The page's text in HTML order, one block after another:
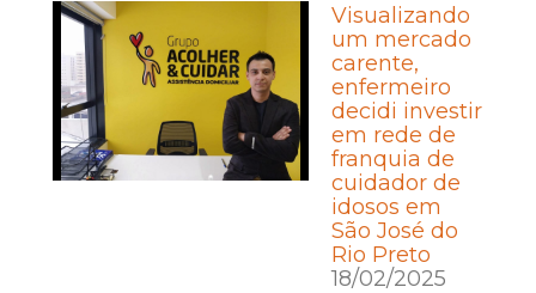
Visualizando
um mercado
carente,
enfermeiro
decidi investir
em rede de
franquia de
cuidador de
idosos em
São José do
Rio Preto
18/02/2025